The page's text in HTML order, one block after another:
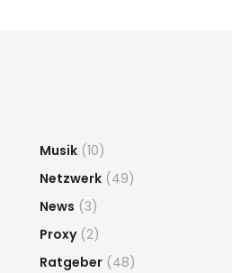
Musik (10)
Netzwerk (49)
News (3)
Proxy(2)
Ratgeber (48)